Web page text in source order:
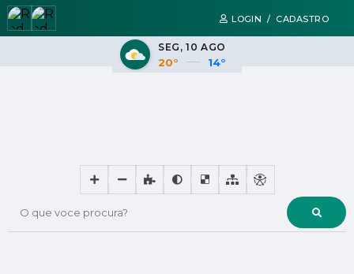
LOGIN / CADASTRO
O que voce procura?
SEG 10 AGO
20° 14°